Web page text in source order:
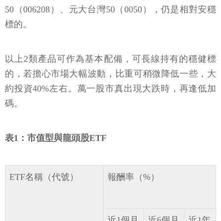
50（006208）、元大台灣50（0050），仍是相對安穩
標的。
以上2類產品可作為基本配備，可長線持有的穩健標
的，若擔心市場大幅波動，比重可稍微降低一些，大
約投資40%左右。萬一股市真出現大跌時，再逢低加
碼。
表1：市值型與龍頭股ETF
ETF名稱（代號） 報酬率（%）